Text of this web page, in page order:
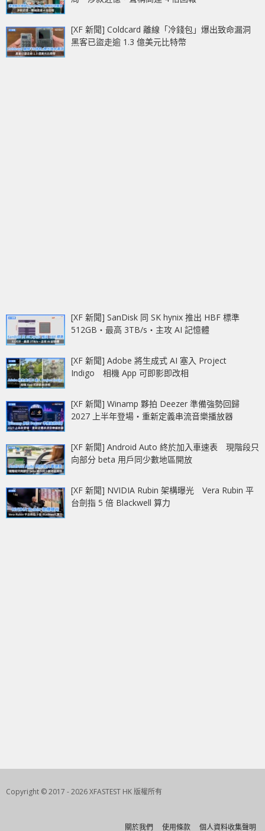
[XF 新聞] Coldcard 離線「冷錢包」爆出致命漏洞
黑客已盜走逾 1.3 億美元比特幣
[XF 新聞] SanDisk 同 SK hynix 推出 HBF 標準
512GB‧最高 3TB/s‧主攻 AI 記憶體
[XF 新聞] Adobe 將生成式 AI 塞入 Project
Indigo 相機 App 可即影即改相
[XF 新聞] Winamp 夥拍 Deezer 準備強勢回歸
2027 上半年登場‧重新定義串流音樂播放器
[XF 新聞] Android Auto 終於加入車速表 現階段只
向部分 beta 用戶同少數地區開放
[XF 新聞] NVIDIA Rubin 架構曝光 Vera Rubin 平
台劍指 5 倍 Blackwell 算力
Copyright © 2017 - 2026 XFASTEST HK 版權所有
關於我們 使用條款 個人資料收集聲明